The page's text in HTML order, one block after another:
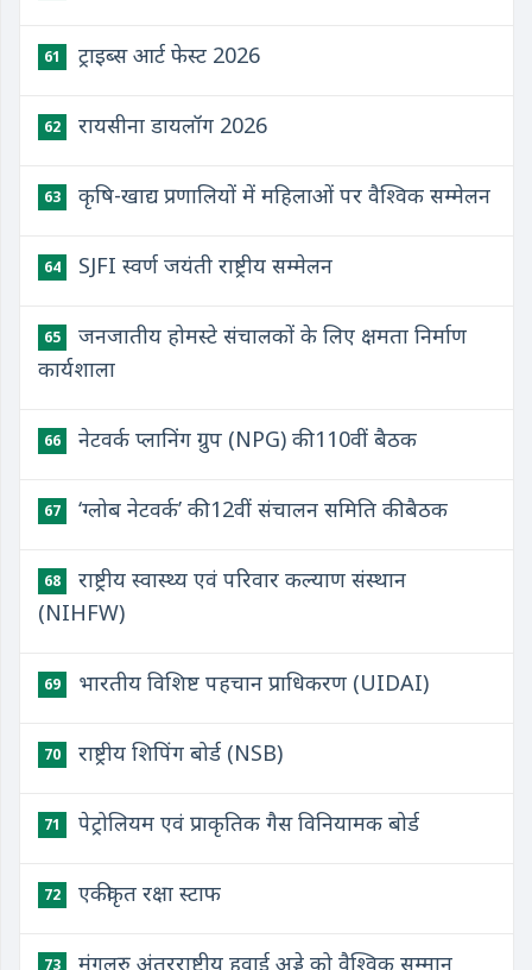
61 ट्राइब्स आर्ट फेस्ट 2026
62 रायसीना डायलॉग 2026
63 कृषि-खाद्य प्रणालियों में महिलाओं पर वैश्विक सम्मेलन
64 SJFI स्वर्ण जयंती राष्ट्रीय सम्मेलन
65
जनजातीय होमस्टे संचालकों के लिए क्षमता निर्माण
कार्यशाला
66 नेटवर्क प्लानिंग ग्रुप (NPG) की 110वीं बैठक
67 ‘ग्लोब नेटवर्क’ की 12वीं संचालन समिति की बैठक
68
राष्ट्रीय स्वास्थ्य एवं परिवार कल्याण संस्थान
(NIHFW)
69 भारतीय विशिष्ट पहचान प्राधिकरण (UIDAI)
70 राष्ट्रीय शिपिंग बोर्ड (NSB)
71 पेट्रोलियम एवं प्राकृतिक गैस विनियामक बोर्ड
72 एकीकृत रक्षा स्टाफ
73 मंगलुरु अंतरराष्ट्रीय हवाई अड्डे को वैश्विक सम्मान